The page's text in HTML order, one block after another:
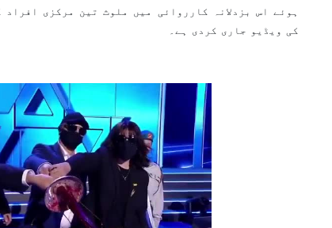
ہوئے اس بزدلانہ کارروائی میں ملوث تین مرکزی
کی ویڈیو جاری کردی ہے۔